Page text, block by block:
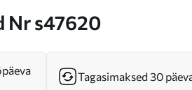
Nr s47620
Tagasimaksed 30